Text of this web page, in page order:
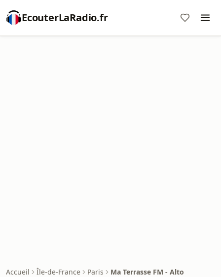
EcouterLaRadio.fr
Accueil Île-de-France Paris Ma Terrasse FM - Alto